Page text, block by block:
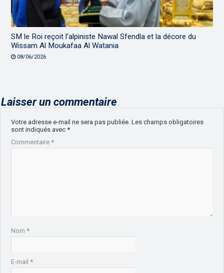
SM le Roi reçoit l’alpiniste Nawal Sfendla et la décore du
Wissam Al Moukafaa Al Watania
08/06/2026
Laisser un commentaire
Votre adresse e-mail ne sera pas publiée. Les champs obligatoires
sont indiqués avec*
Commentaire*
Nom*
E-mail*